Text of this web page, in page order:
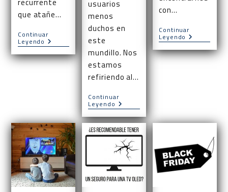
recurrente
que atañe…
Continuar
Leyendo ¿TV
OLED
Quemado?
usuarios
menos
duchos en
este
mundillo. Nos
estamos
refiriendo al…
Continuar
Leyendo ¿Para
Qué
Sirve
Una
TV
OLED
Con
Ambilight?
con…
Continuar
Leyendo TV
OLED
Vs
UHD